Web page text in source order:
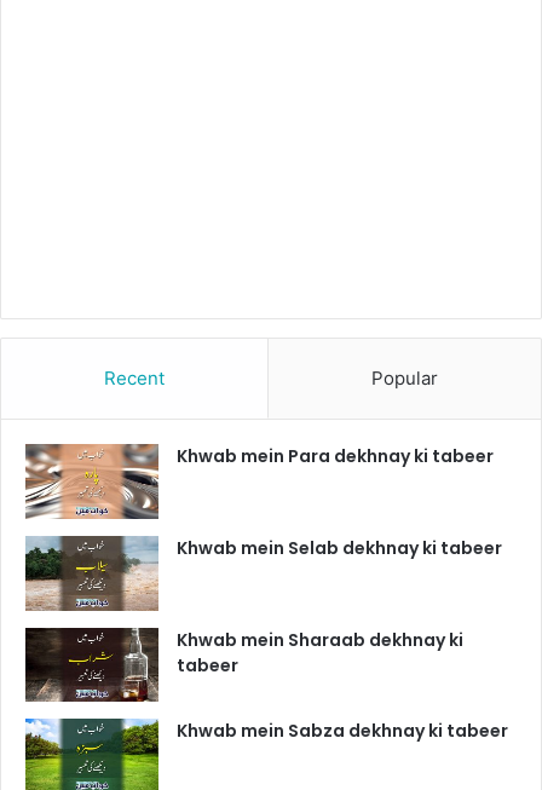
Recent Popular
Khwab mein Para dekhnay ki tabeer
Khwab mein Selab dekhnay ki tabeer
Khwab mein Sharaab dekhnay ki
tabeer
Khwab mein Sabza dekhnay ki tabeer